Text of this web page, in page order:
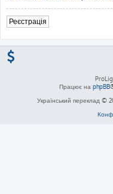
Реєстрація
Працює на phpBB
Український переклад ©